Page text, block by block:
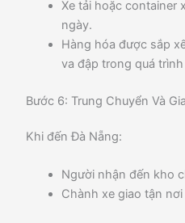
Xe tải hoặc container
ngày.
Hàng hóa được sắp
va đập trong quá
Bước 6: Trung Chuyển Và
Khi đến Đà Nẵng:
Người nhận đến kho
Chành xe giao tận